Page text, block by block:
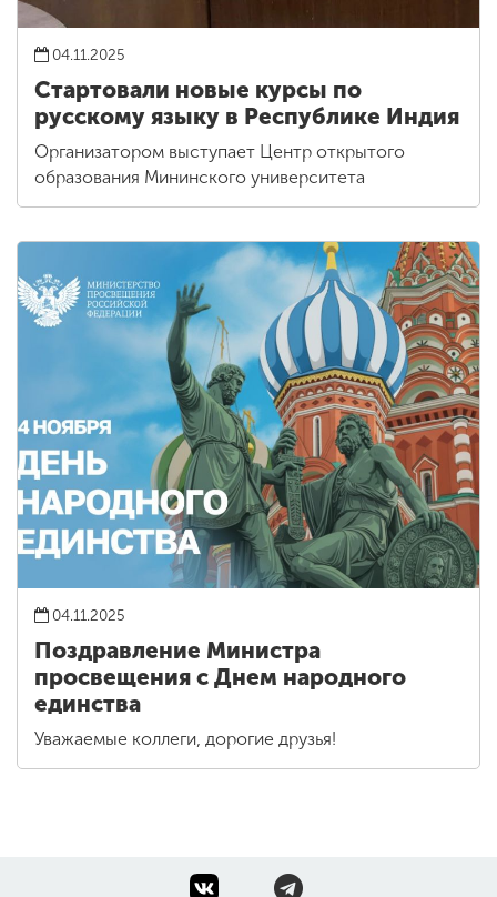
04.11.2025
Стартовали новые курсы по
русскому языку в Республике Индия
Организатором выступает Центр открытого
образования Мининского университета
04.11.2025
Поздравление Министра
просвещения с Днем народного
единства
Уважаемые коллеги, дорогие друзья!